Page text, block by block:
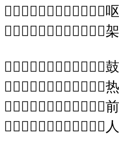





